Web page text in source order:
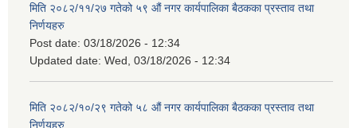
मिति २०८२/११/२७ गतेको ५९ औं नगर कार्यपालिका बैठकका प्रस्ताव तथा
निर्णयहरु
Post date: 03/18/2026 - 12:34
Updated date: Wed, 03/18/2026 - 12:34
मिति २०८२/१०/२९ गतेको ५८ औं नगर कार्यपालिका बैठकका प्रस्ताव तथा
निर्णयहरु